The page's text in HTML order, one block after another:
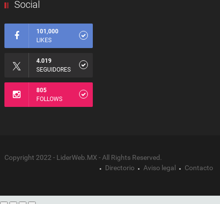
Social
101,000
LIKES
4.019
SEGUIDORES
805
FOLLOWS
Copyright 2022 - LiderWeb.MX - All Rights Reserved.
Directorio
Aviso legal Contacto